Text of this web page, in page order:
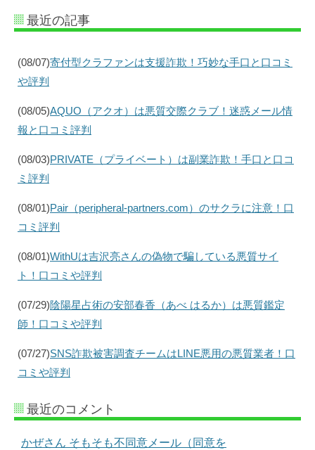
最近の記事
(08/07)寄付型クラファンは支援詐欺！巧妙な手口と口コミ
や評判
(08/05)AQUO（アクオ）は悪質交際クラブ！迷惑メール情
報と口コミ評判
(08/03)PRIVATE（プライベート）は副業詐欺！手口と口コ
ミ評判
(08/01)Pair（peripheral-partners.com）のサクラに注意！口
コミ評判
(08/01)WithUは吉沢亮さんの偽物で騙している悪質サイ
ト！口コミや評判
(07/29)陰陽星占術の安部春香（あべ はるか）は悪質鑑定
師！口コミや評判
(07/27)SNS詐欺被害調査チームはLINE悪用の悪質業者！口
コミや評判
最近のコメント
かぜさん そもそも不同意メール（同意を